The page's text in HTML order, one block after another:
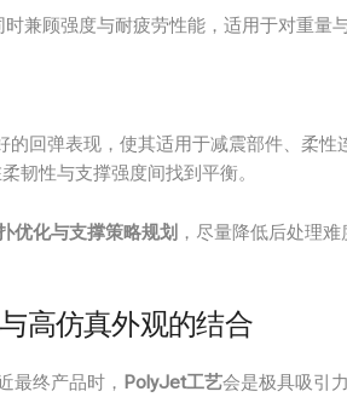
兼顾强度与耐疲劳性能，适用于对重量
的回弹表现，使其适用于减震部件、柔性
韧性与支撑强度间找到平衡。
优化与支撑策略规划 ，尽量降低后处理
高仿真外观的结合
最终产品时， PolyJet工艺会是极具吸引